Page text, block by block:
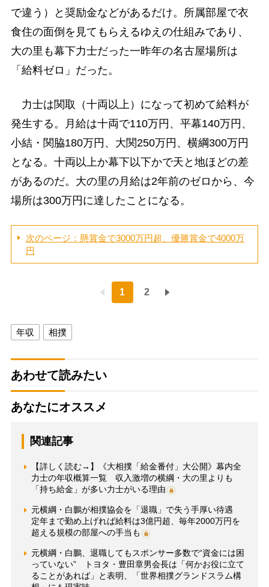
で違う）と奨励金などがあるだけ。所属部屋で衣
食住の面倒を見てもらえるゆえの仕組みであり、
大の里も幕下力士だった一昨年の名古屋場所は
「給料ゼロ」だった。
力士は関取（十両以上）になって初めて給料が
発生する。月給は十両で110万円、平幕140万円、
小結・関脇180万円、大関250万円、横綱300万円
となる。十両以上か幕下以下かで天と地ほどの差
があるのだ。大の里の月給は2年前のゼロから、今
場所は300万円に達したことになる。
次のページ：懸賞金で3000万円超、優勝賞金で4000万
円
1 2
年収 相撲
あわせて読みたい
あなたにオススメ
関連記事
【詳しく読む→】《大相撲「給金番付」大公開》幕内全
力士の年収概算一覧 収入激増の横綱・大の里よりも
「持ち給金」が多い力士がいる理由
元横綱・白鵬が相撲協会を「退職」で失う手厚い待遇
定年まで勤め上げれば給料は3億円超、毎年2000万円を
超える規模の部屋への手当も
元横綱・白鵬、退職してもスポンサー多数で“資金には困
っていない” トヨタ・豊田章男会長は「何かお役に立て
ることがあれば」と表明、「世界相撲グランドスラム構